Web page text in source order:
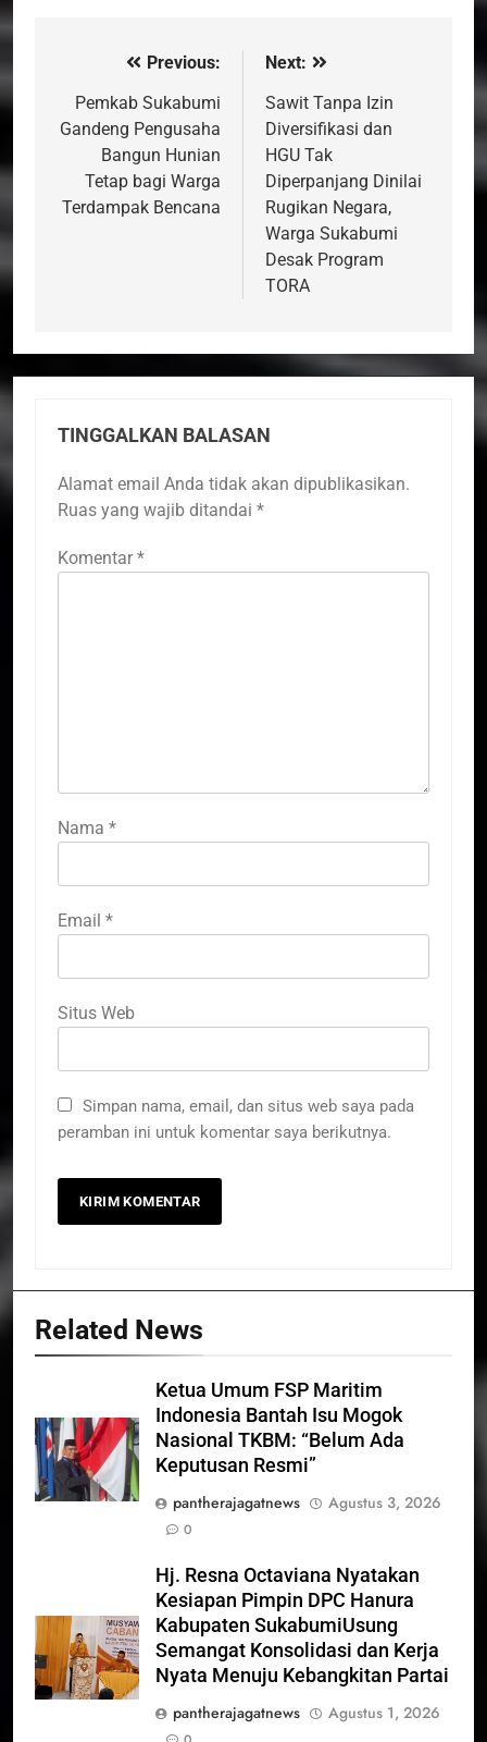
Navigasi
pos
Previous:
Pemkab Sukabumi
Gandeng Pengusaha
Bangun Hunian
Tetap bagi Warga
Terdampak Bencana
Next:
Sawit Tanpa Izin
Diversifikasi dan
HGU Tak
Diperpanjang Dinilai
Rugikan Negara,
Warga Sukabumi
Desak Program
TORA
TINGGALKAN BALASAN
Alamat email Anda tidak akan dipublikasikan.
Ruas yang wajib ditandai *
Komentar *
Nama *
Email *
Situs Web
Simpan nama, email, dan situs web saya pada
peramban ini untuk komentar saya berikutnya.
Related News
Ketua Umum FSP Maritim
Indonesia Bantah Isu Mogok
Nasional TKBM: “Belum Ada
Keputusan Resmi”
pantherajagatnews
Agustus 3, 2026
0
Hj. Resna Octaviana Nyatakan
Kesiapan Pimpin DPC Hanura
Kabupaten SukabumiUsung
Semangat Konsolidasi dan Kerja
Nyata Menuju Kebangkitan Partai
pantherajagatnews
Agustus 1, 2026